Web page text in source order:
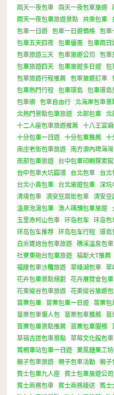
兩天一夜包車
兩天一夜包車旅遊
兩天一夜包車旅遊景點
共乘包車
包車一日遊
包車一日遊價格 包車
包車五天四夜
包車優惠 包車兩日
包車旅遊三天
包車旅遊公司 包車
包車旅遊四天
包車旅遊多日遊
包
包車旅遊行程推薦
包車旅遊訂車
包車熱門行程
包車環島 包車環島
包車網
包車自由行 北海岸包車景
北熱門景點包車旅遊
北部包車 北
十二人座包車旅遊推薦
十八王宮
十分包車一日遊
十分包車推薦 十
南庄老街包車旅遊
南方澳內埤海灣
南部包車旅遊
台中包車印刷探索館
台中包車大坑圓環
台北包車 台北
台北小黃包車
台北旅遊包車 深坑
清境包車
清安豆腐街包車 清安豆
溫泉泡湯包車
漁人碼頭包車旅遊
玉里赤柯山包車
环岛包车 环岛包
环岛包车推荐
环岛包车行程 環島
白米甕炮台包車旅遊
礁溪溫泉包
社寮東砲台包車旅遊
福斯大T推薦
福隆包車沙雕旅遊
翠峰湖包車 翠
花卉包車景點規劃
花卉展覽會包車
花東縱谷包車旅遊
花東縱谷旅遊
苗栗包車
苗栗包車一日遊 苗栗包
苗栗包車懶人包
苗栗包車推薦 苗
苗栗包車景點推薦
苗栗包車服務
草嶺古道包車景點
草莓文化館包車
菁桐車站包車一日遊
菓風糖果工
親子包車旅遊
親子包車活動 親子
賓士包車九人座
賓士包車旅遊公司
賓士商務包車
賓士商務接送 賓士